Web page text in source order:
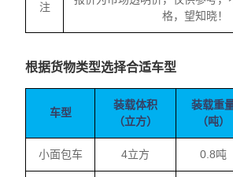
注
格，望知晓！
根据货物类型选择合适车型
车型
装载体积
（立方）
装载重
（吨）
小面包车 4立方 0.8吨